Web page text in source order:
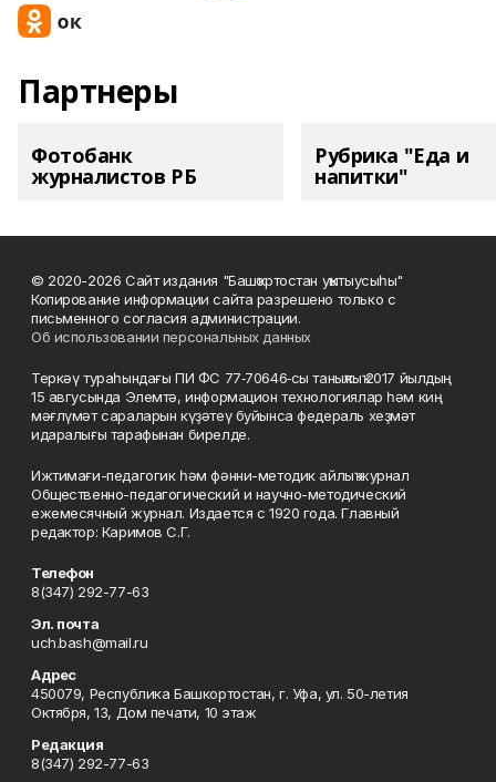
Партнеры
Фотобанк
журналистов РБ
Рубрика "Еда и
напитки"
© 2020-2026 Сайт издания "Башҡортостан уҡытыусыһы"
Копирование информации сайта разрешено только с
письменного согласия администрации.
Об использовании персональных данных
Теркәү тураһындағы ПИ ФС 77‑70646‑сы таныҡлыҡ 2017 йылдың
15 авгусында Элемтә, информацион технологиялар һәм киң
мәғлүмәт сараларын күҙәтеү буйынса федераль хеҙмәт
идаралығы тарафынан бирелде.
Ижтимағи-педагогик һәм фәнни-методик айлыҡ журнал
Общественно-педагогический и научно-методический
ежемесячный журнал. Издается с 1920 года. Главный
редактор: Каримов С.Г.
Телефон
8(347) 292-77-63
Эл. почта
uch.bash@mail.ru
Адрес
450079, Республика Башкортостан, г. Уфа, ул. 50-летия
Октября, 13, Дом печати, 10 этаж
Редакция
8(347) 292-77-63